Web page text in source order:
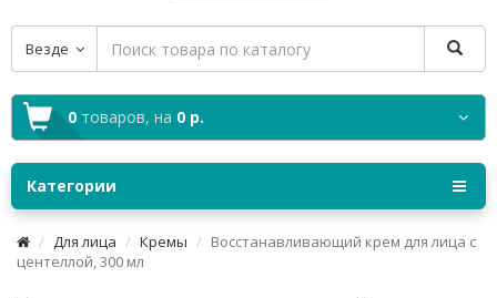
Везде
0 товаров, на 0 р.
Категории
Для лица Кремы
Восстанавливающий крем для лица с
центеллой, 300 мл